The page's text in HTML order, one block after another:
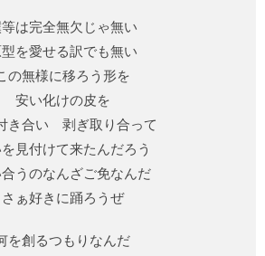
は完全無欠じゃ無い
型を愛せる訳でも無い
の無様に移ろう形を
安い化けの皮を
き合い 剥ぎ取り合って
見付けて来たんだろう
うのなんざご免なんだ
さぁ好きに踊ろうぜ
を創るつもりなんだ